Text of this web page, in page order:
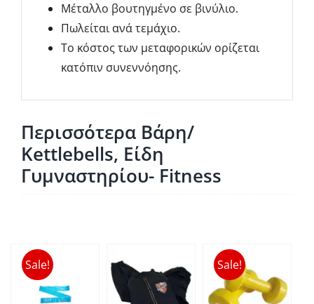
Μέταλλο βουτηγμένο σε βινύλιο.
Πωλείται ανά τεμάχιο.
Το κόστος των μεταφορικών ορίζεται
κατόπιν συνεννόησης.
Περισσότερα Βάρη/
Kettlebells, Είδη
Γυμναστηρίου- Fitness
Sale! Sale!